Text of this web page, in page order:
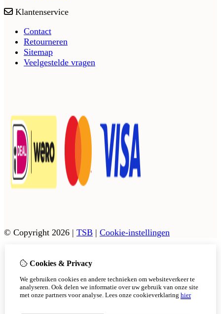
Klantenservice
Contact
Retourneren
Sitemap
Veelgestelde vragen
© Copyright 2026 | TSB | Cookie-instellingen
Cookies & Privacy
We gebruiken cookies en andere technieken om websiteverkeer te
analyseren. Ook delen we informatie over uw gebruik van onze site
met onze partners voor analyse. Lees onze cookieverklaring hier
Vanaf 17 augustus zijn onze afhaalpunten in Tholen en
Scherpenisse weer geopend.
In Sint Philipsland kan er op afsppraak afgehaals worden,